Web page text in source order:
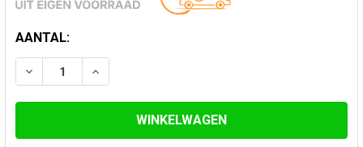
HUIDIGE
VOORRAAD:
AANTAL:
VERLAAG AANTAL VAN BREDE KLEMBAND Ø 150 MM
VERHOOG AANTAL VAN BREDE KLEMBAND